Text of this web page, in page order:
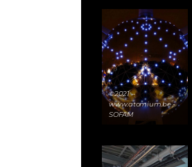
©2021 –
www.atomium.be -
SOFAM